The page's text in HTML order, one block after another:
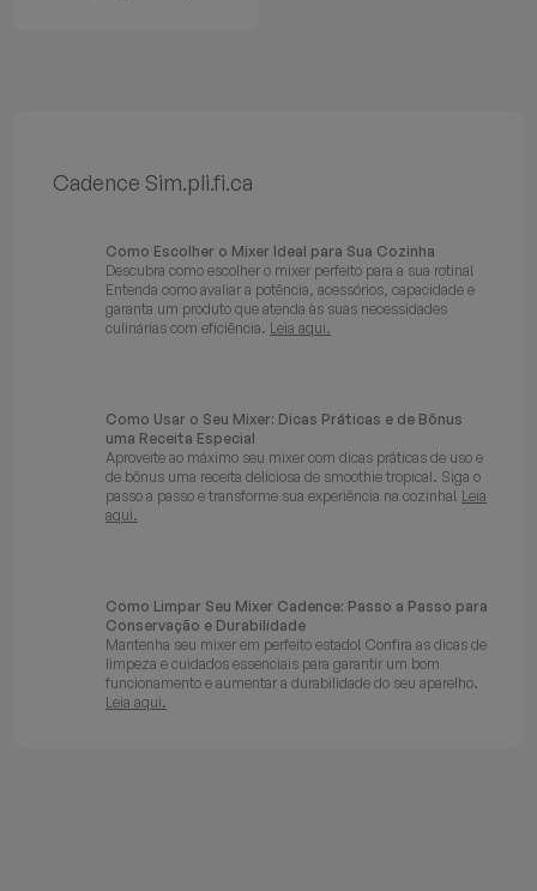
Cadence Sim.pli.fi.ca
Como Escolher o Mixer Ideal para Sua Cozinha
Descubra como escolher o mixer perfeito para a sua rotina!
Entenda como avaliar a potência, acessórios, capacidade e
garanta um produto que atenda às suas necessidades
culinárias com eficiência. Leia aqui.
Como Usar o Seu Mixer: Dicas Práticas e de Bônus
uma Receita Especial
Aproveite ao máximo seu mixer com dicas práticas de uso e
de bônus uma receita deliciosa de smoothie tropical. Siga o
passo a passo e transforme sua experiência na cozinha! Leia
aqui.
Como Limpar Seu Mixer Cadence: Passo a Passo para
Conservação e Durabilidade
Mantenha seu mixer em perfeito estado! Confira as dicas de
limpeza e cuidados essenciais para garantir um bom
funcionamento e aumentar a durabilidade do seu aparelho.
Leia aqui.